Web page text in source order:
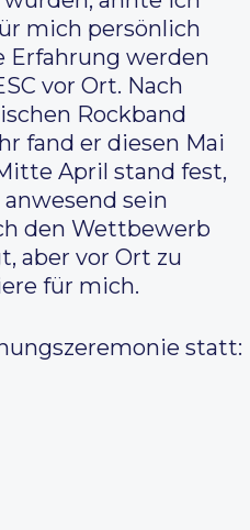
mich persönlich
Erfahrung werden
vor Ort. Nach
Rockband
fand er diesen Mai
April stand fest,
sein
den Wettbewerb
aber vor Ort zu
für mich.